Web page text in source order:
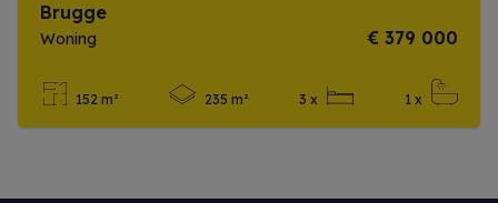
Brugge
Woning € 379 000
152 m² 235 m² 3 x 1 x